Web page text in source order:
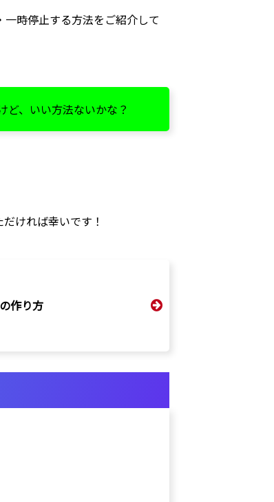
時停止する方法をご紹介して
、いい方法ないかな？
ければ幸いです！
作り方